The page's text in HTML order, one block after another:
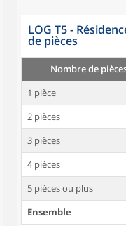
LOG T5 -
de pièces
Nombre de
1 pièce
2 pièces
3 pièces
4 pièces
5 pièces ou plus
Ensemble